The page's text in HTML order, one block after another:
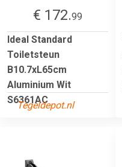
€ 172.99
Ideal Standard
Toiletsteun
B10.7xL65cm
Aluminium Wit
S6361AC
Tegeldepot.nl